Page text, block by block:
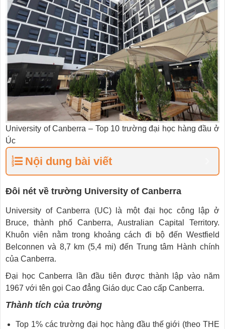
University of Canberra – Top 10 trường đại học hàng đầu ở
Úc
Nội dung bài viết
Đôi nét về trường University of Canberra
University of Canberra (UC) là một đại học công lập ở
Bruce, thành phố Canberra, Australian Capital Territory.
Khuôn viên nằm trong khoảng cách đi bộ đến Westfield
Belconnen và 8,7 km (5,4 mi) đến Trung tâm Hành chính
của Canberra.
Đại học Canberra lần đầu tiên được thành lập vào năm
1967 với tên gọi Cao đẳng Giáo dục Cao cấp Canberra.
Thành tích của trường
Top 1% các trường đại học hàng đầu thế giới (theo THE